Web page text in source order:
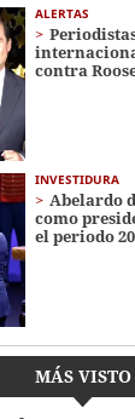
ALERTAS
contra
INVESTIDURA
Abelardo
como
el periodo
MÁS VISTO